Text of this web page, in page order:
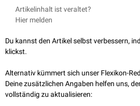
Artikelinhalt ist veraltet?
Hier melden
Du kannst den Artikel selbst verbessern,
klickst.
Alternativ kümmert sich unser Flexikon-
Deine zusätzlichen Angaben helfen uns,
vollständig zu aktualisieren: